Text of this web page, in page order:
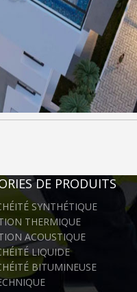
DE PRODUITS
SYNTHÉTIQUE
THERMIQUE
ACOUSTIQUE
LIQUIDE
BITUMINEUSE